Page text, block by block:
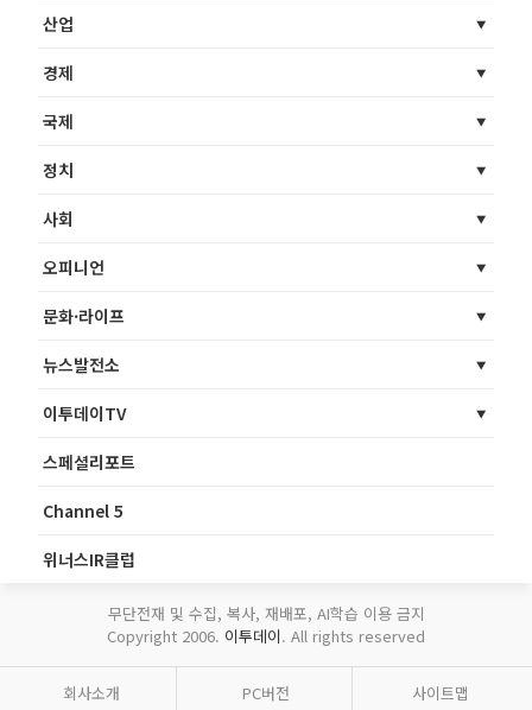
산업
경제
국제
정치
사회
오피니언
문화·라이프
뉴스발전소
이투데이TV
스페셜리포트
Channel 5
위너스IR클럽
무단전재 및 수집, 복사, 재배포, AI학습 이용 금지
Copyright 2006. 이투데이. All rights reserved
회사소개 PC버전 사이트맵